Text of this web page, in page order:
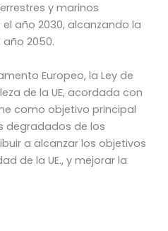
y marinos
año 2030, alcanzando la
2050.
Europeo, la Ley de
de la UE, acordada con
como objetivo principal
degradados de los
a alcanzar los objetivos
de la UE., y mejorar la